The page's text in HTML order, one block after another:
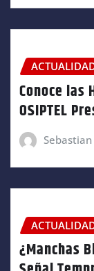
Conoce
OSIPTEL
Sebastian
¿Manchas